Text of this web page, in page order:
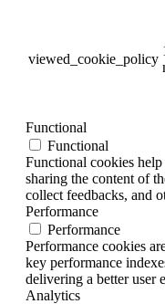
viewed_cookie_policy
Functional
Functional
Functional cookies
sharing the content of
collect feedbacks, and
Performance
Performance
Performance cookies
key performance
delivering a better user
Analytics